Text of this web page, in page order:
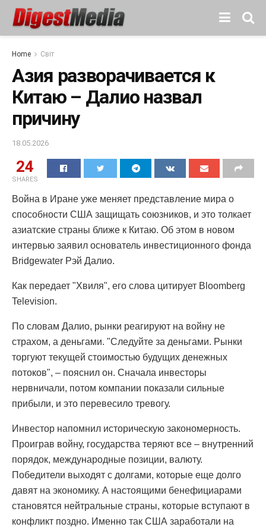
Home Світ
Азия разворачивается к
Китаю – Далио назвал
причину
18.05.2026
24
SHARES
Война в Иране уже меняет представление мира о
способности США защищать союзников, и это толкает
азиатские страны ближе к Китаю. Об этом в новом
интервью заявил основатель инвестиционного фонда
Bridgewater Рэй Далио.
Как передает "Хвиля", его слова цитирует Bloomberg
Television.
По словам Далио, рынки реагируют на войну не
страхом, а деньгами. "Следуйте за деньгами. Рынки
торгуют текущей стоимостью будущих денежных
потоков", – пояснил он. Сначала инвесторы
нервничали, потом компании показали сильные
прибыли, и это перевесило тревогу.
Инвестор напомнил историческую закономерность.
Проиграв войну, государства теряют все – внутренний
порядок, международные позиции, валюту.
Победители выходят с долгами, которые еще долго
давят на экономику. А настоящими бенефициарами
становятся нейтральные страны, которые вступают в
конфликт поздно. Именно так США заработали на